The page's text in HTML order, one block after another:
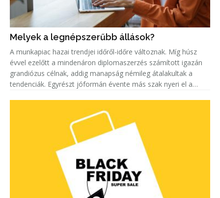
Melyek a legnépszerűbb állások?
A munkapiac hazai trendjei időről-időre változnak. Míg húsz
évvel ezelőtt a mindenáron diplomaszerzés számított igazán
grandiózus célnak, addig manapság némileg átalakultak a
tendenciák. Egyrészt jóformán évente más szak nyeri el a